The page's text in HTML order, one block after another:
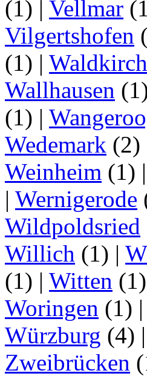
(1) | Vellmar
Vilgertshofen
(1) |
Wallhausen
(1) |
Wedemark (2)
Weinheim (1) |
| Wernigerode
Wildpoldsried
Willich (1) |
(1) | Witten (1)
Woringen (1) |
Würzburg (4) |
Zweibrücken